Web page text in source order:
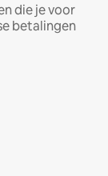
die je voor
betalingen